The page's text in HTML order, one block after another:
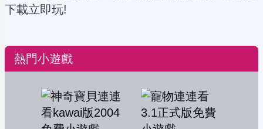
下載立即玩!
熱門小遊戲